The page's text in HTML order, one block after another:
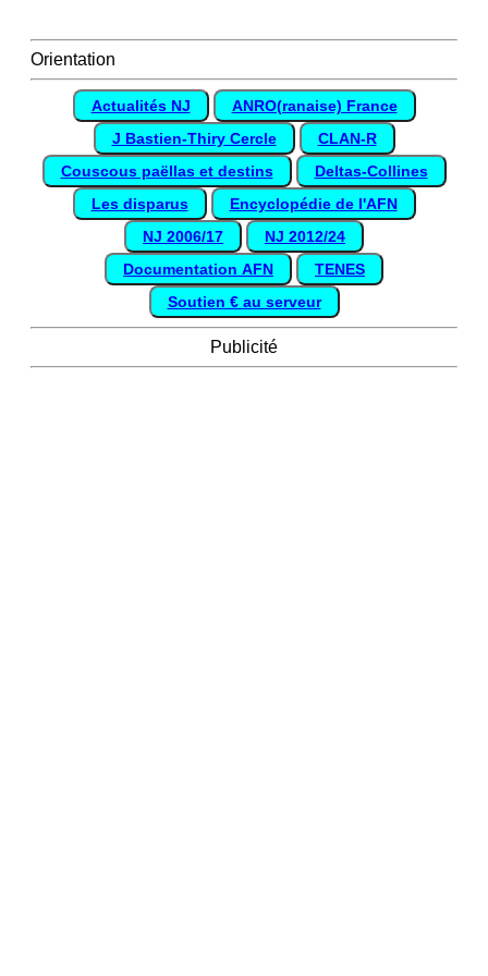
Orientation
Actualités NJ
ANRO(ranaise) France
J Bastien-Thiry Cercle
CLAN-R
Couscous paëllas et destins
Deltas-Collines
Les disparus
Encyclopédie de l'AFN
NJ 2006/17
NJ 2012/24
Documentation AFN
TENES
Soutien € au serveur
Publicité